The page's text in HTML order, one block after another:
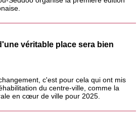
véritable place sera bien
c'est pour cela qui ont mis
du centre-ville, comme la
en cœur de ville pour 2025.